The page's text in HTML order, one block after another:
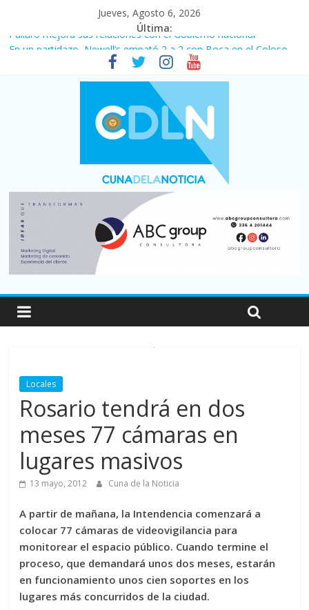
Jueves, Agosto 6, 2026
Última:
Pullaro mejora sus relaciones con el Gobierno nacional
En un partidazo, Newell’s empató 2 a 2 con Boca en el Coloso
Vacaciones de invierno con más movimiento y consumo
turístico: 4,6 millones de personas viajaron por el país, un 5,9%
Fuerte caída de la venta de autos usados en julio: bajó un 12,6%
Central venció 1 a 0 al River de Coudet en el Monumental
Locales
Rosario tendrá en dos
meses 77 cámaras en
lugares masivos
13 mayo, 2012 Cuna de la Noticia
A partir de mañana, la Intendencia comenzará a
colocar 77 cámaras de videovigilancia para
monitorear el espacio público. Cuando termine el
proceso, que demandará unos dos meses, estarán
en funcionamiento unos cien soportes en los
lugares más concurridos de la ciudad.